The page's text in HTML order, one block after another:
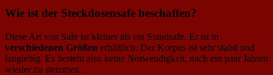
Wie ist der Steckdosensafe beschaffen?
Diese Art von Safe ist kleiner als ein Standsafe. Er ist in
verschiedenen Größen erhältlich. Der Korpus ist sehr stabil und
langlebig. Es besteht also keine Notwendigkeit, nach ein paar Jahren
wieder zu stemmen.